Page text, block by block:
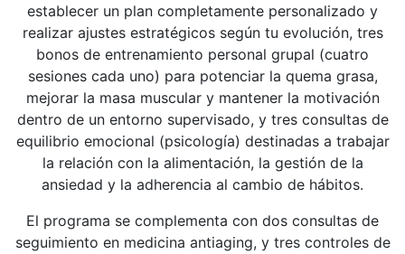
establecer un plan completamente personalizado y
realizar ajustes estratégicos según tu evolución, tres
bonos de entrenamiento personal grupal (cuatro
sesiones cada uno) para potenciar la quema grasa,
mejorar la masa muscular y mantener la motivación
dentro de un entorno supervisado, y tres consultas de
equilibrio emocional (psicología) destinadas a trabajar
la relación con la alimentación, la gestión de la
ansiedad y la adherencia al cambio de hábitos.
El programa se complementa con dos consultas de
seguimiento en medicina antiaging, y tres controles de